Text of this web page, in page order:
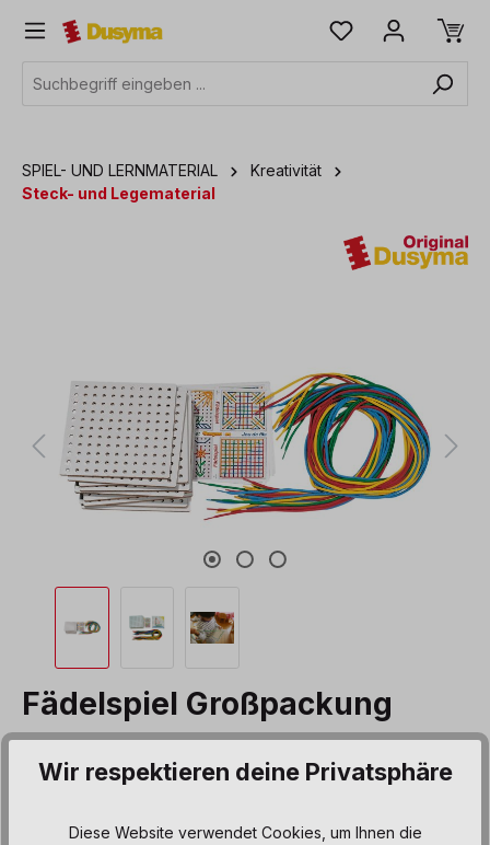
springen
SPIEL- UND LERNMATERIAL
Kreativität
Steck- und Legematerial
Fädelspiel Großpackung
Preise inkl. MwSt. zzgl. Versand- bzw. Frachtkosten
Wir respektieren deine Privatsphäre
Diese Website verwendet Cookies, um Ihnen die